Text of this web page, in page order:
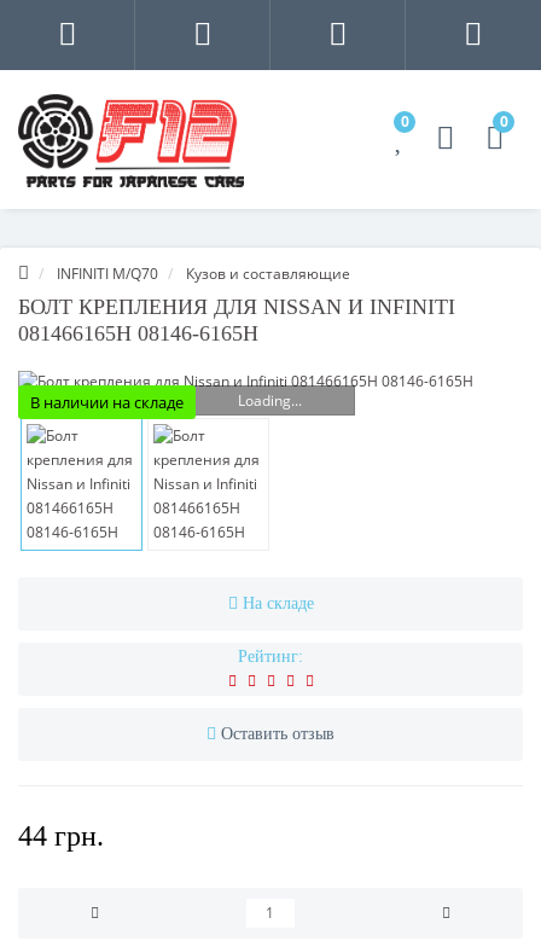
0 0
INFINITI M/Q70 Кузов и составляющие
БОЛТ КРЕПЛЕНИЯ ДЛЯ NISSAN И INFINITI
081466165H 08146-6165H
В наличии на складе Loading...
На складе
Рейтинг:
Оставить отзыв
44 грн.